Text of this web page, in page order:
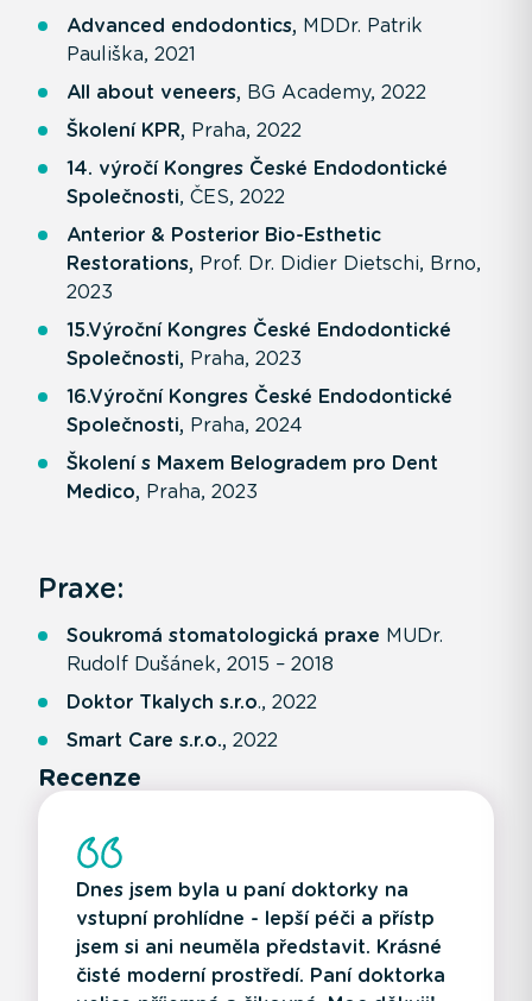
Advanced endodontics, MDDr. Patrik
Pauliška, 2021
All about veneers, BG Academy, 2022
Školení KPR, Praha, 2022
14. výročí Kongres České Endodontické
Společnosti, ČES, 2022
Anterior & Posterior Bio-Esthetic
Restorations, Prof. Dr. Didier Dietschi, Brno,
2023
15.Výroční Kongres České Endodontické
Společnosti, Praha, 2023
16.Výroční Kongres České Endodontické
Společnosti, Praha, 2024
Školení s Maxem Belogradem pro Dent
Medico, Praha, 2023
Praxe:
Soukromá stomatologická praxe MUDr.
Rudolf Dušánek, 2015 – 2018
Doktor Tkalych s.r.o., 2022
Smart Care s.r.o., 2022
Recenze
Dnes jsem byla u paní doktorky na
vstupní prohlídne - lepší péči a přístp
jsem si ani neuměla představit. Krásné
čisté moderní prostředí. Paní doktorka